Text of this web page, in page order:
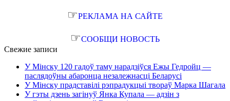
☞РЕКЛАМА НА САЙТЕ
☞СООБЩИ НОВОСТЬ
Свежие записи
У Мінску 120 гадоў таму нарадзіўся Ежы Гедройц —
паслядоўны абаронца незалежнасці Беларусі
У Мінску прадставілі рэпрадукцыі твораў Марка Шагала
У гэты дзень загінуў Янка Купала — адзін з